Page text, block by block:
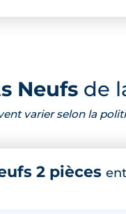
Neufs de
varier selon la
2 pièces